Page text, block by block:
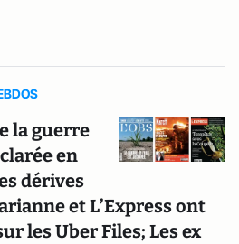
la guerre
en
dérives
et L’Express ont
les Uber Files; Les ex